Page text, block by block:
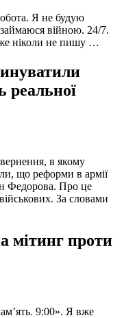
Я не будую
війною. 24/7.
ніколи не пишу …
реальної
в якому
що реформи в армії
Федорова. Про це
За словами
мітинг проти
9:00». Я вже